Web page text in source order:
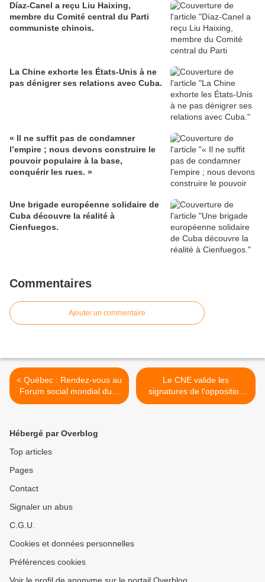
Díaz-Canel a reçu Liu Haixing,
membre du Comité central du Parti
communiste chinois.
La Chine exhorte les États-Unis à ne
pas dénigrer ses relations avec Cuba.
« Il ne suffit pas de condamner
l’empire ; nous devons construire le
pouvoir populaire à la base,
conquérir les rues. »
Une brigade européenne solidaire de
Cuba découvre la réalité à
Cienfuegos.
Commentaires
Ajouter un commentaire
< Québec : Rendez-vous au
Forum social mondial du 9
au 14 août à Montréal
Le CNE valide les
signatures de l'opposition
pour le référendum
Hébergé par Overblog
Top articles
Pages
Contact
Signaler un abus
C.G.U.
Cookies et données personnelles
Préférences cookies